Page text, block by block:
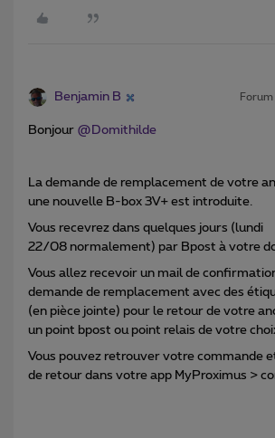
Benjamin B
Bonjour @Domithilde
La demande de remplacement de votre
une nouvelle B-box 3V+ est introduite.
Vous recevrez dans quelques jours (lundi
22/08 normalement) par Bpost à votre
Vous allez recevoir un mail de
demande de remplacement avec des
(en pièce jointe) pour le retour de votre
un point bpost ou point relais de votre
Vous pouvez retrouver votre commande
de retour dans votre app MyProximus >